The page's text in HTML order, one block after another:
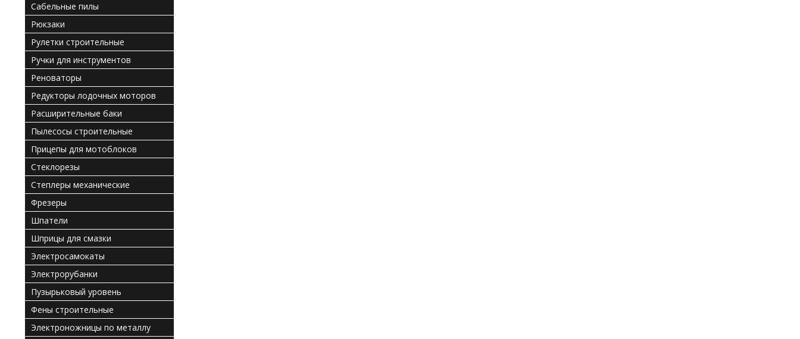
Сабельные пилы
Рюкзаки
Рулетки строительные
Ручки для инструментов
Реноваторы
Редукторы лодочных моторов
Расширительные баки
Пылесосы строительные
Прицепы для мотоблоков
Стеклорезы
Степлеры механические
Фрезеры
Шпатели
Шприцы для смазки
Электросамокаты
Электрорубанки
Пузырьковый уровень
Фены строительные
Электроножницы по металлу